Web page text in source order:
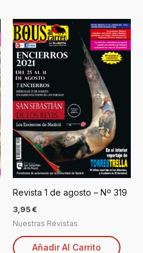
Revista 1 de agosto – Nº 319
3,95 €
Nuestras Revistas
Añadir Al Carrito